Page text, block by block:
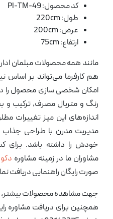
کد محصول: PI-TM-49
طول: 220cm
عرض: 200cm
ارتفاع: 75cm
مانند همه محصولات مبلمان
هم کارفرما می‌تواند بر اساس
امکان شخصی سازی محصول را
رنگ و متریال مصرف، ترکیب و
اندازه‌های این میز تغییرات
مدیریت مدرن با طراحی
خودش را داشته باشد. برای
مشاوران ما در زمینه مشاوره
صورت رایگان راهنمایی دریافت
جهت مشاهده محصولات
همچنین برای دریافت مشاوره